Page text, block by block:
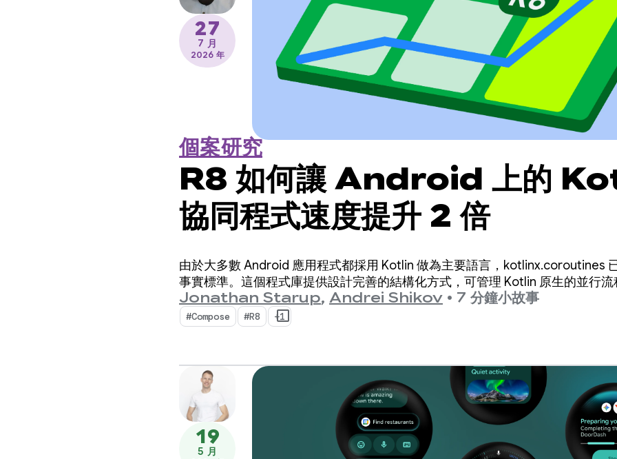
27
7 月
2026 年
個案研究
R8 如何讓 Android 上的
協同程式速度提升 2 倍
由於大多數 Android 應用程式都採用 Kotlin 做為主要語言，kotlinx.coroutines
事實標準。這個程式庫提供設計完善的結構化方式，可管理 Kotlin 原生的並行流
Jonathan Starup, Andrei Shikov • 7 分鐘小故事
#Compose #R8 +1
19
5 月